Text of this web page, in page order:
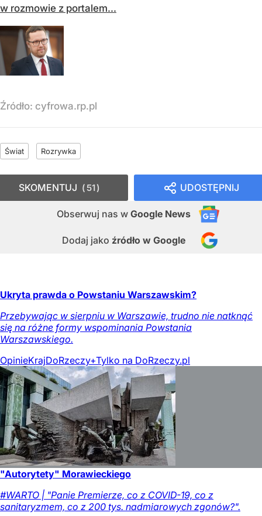
w rozmowie z portalem...
Źródło: cyfrowa.rp.pl
Świat Rozrywka
UDOSTĘPNIJ
Obserwuj nas w Google News
Dodaj jako źródło w Google
SKOMENTUJ 51
Ukryta prawda o Powstaniu Warszawskim?
Przebywając w sierpniu w Warszawie, trudno nie natknąć
się na różne formy wspominania Powstania
Warszawskiego.
OpinieKrajDoRzeczy+Tylko na DoRzeczy.pl
"Autorytety" Morawieckiego
#WARTO | "Panie Premierze, co z COVID-19, co z
sanitaryzmem, co z 200 tys. nadmiarowych zgonów?".